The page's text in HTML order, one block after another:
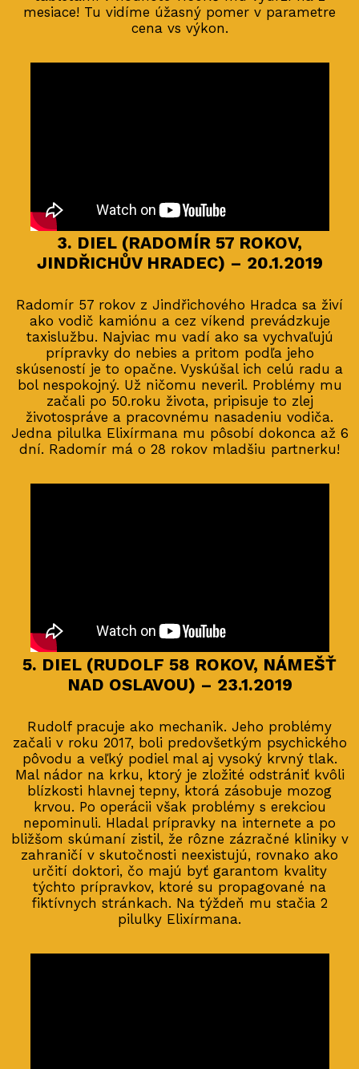
mesiace! Tu vidíme úžasný pomer v parametre
cena vs výkon.
3. DIEL (RADOMÍR 57 ROKOV,
JINDŘICHŮV HRADEC) – 20.1.2019
Radomír 57 rokov z Jindřichového Hradca sa živí
ako vodič kamiónu a cez víkend prevádzkuje
taxislužbu. Najviac mu vadí ako sa vychvaľujú
prípravky do nebies a pritom podľa jeho
skúseností je to opačne. Vyskúšal ich celú radu a
bol nespokojný. Už ničomu neveril. Problémy mu
začali po 50.roku života, pripisuje to zlej
životospráve a pracovnému nasadeniu vodiča.
Jedna pilulka Elixírmana mu pôsobí dokonca až 6
dní. Radomír má o 28 rokov mladšiu partnerku!
5. DIEL (RUDOLF 58 ROKOV, NÁMEŠŤ
NAD OSLAVOU) – 23.1.2019
Rudolf pracuje ako mechanik. Jeho problémy
začali v roku 2017, boli predovšetkým psychického
pôvodu a veľký podiel mal aj vysoký krvný tlak.
Mal nádor na krku, ktorý je zložité odstrániť kvôli
blízkosti hlavnej tepny, ktorá zásobuje mozog
krvou. Po operácii však problémy s erekciou
nepominuli. Hladal prípravky na internete a po
bližšom skúmaní zistil, že rôzne zázračné kliniky v
zahraničí v skutočnosti neexistujú, rovnako ako
určití doktori, čo majú byť garantom kvality
týchto prípravkov, ktoré su propagované na
fiktívnych stránkach. Na týždeň mu stačia 2
pilulky Elixírmana.